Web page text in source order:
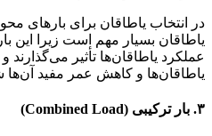
در انتخاب یاطاقان برای بارهای
یاطاقان بسیار مهم است زیرا این
عملکرد یاطاقان‌ها تأثیر می‌گذارند
یاطاقان‌ها و کاهش عمر مفید آن‌ها
۳. بار ترکیبی (Combined Load)